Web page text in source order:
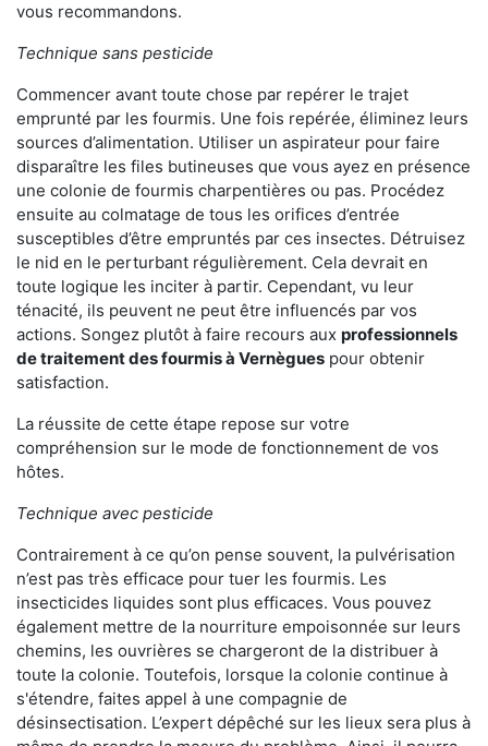
vous recommandons.
Technique sans pesticide
Commencer avant toute chose par repérer le trajet
emprunté par les fourmis. Une fois repérée, éliminez leurs
sources d’alimentation. Utiliser un aspirateur pour faire
disparaître les files butineuses que vous ayez en présence
une colonie de fourmis charpentières ou pas. Procédez
ensuite au colmatage de tous les orifices d’entrée
susceptibles d’être empruntés par ces insectes. Détruisez
le nid en le perturbant régulièrement. Cela devrait en
toute logique les inciter à partir. Cependant, vu leur
ténacité, ils peuvent ne peut être influencés par vos
actions. Songez plutôt à faire recours aux professionnels
de traitement des fourmis à Vernègues pour obtenir
satisfaction.
La réussite de cette étape repose sur votre
compréhension sur le mode de fonctionnement de vos
hôtes.
Technique avec pesticide
Contrairement à ce qu’on pense souvent, la pulvérisation
n’est pas très efficace pour tuer les fourmis. Les
insecticides liquides sont plus efficaces. Vous pouvez
également mettre de la nourriture empoisonnée sur leurs
chemins, les ouvrières se chargeront de la distribuer à
toute la colonie. Toutefois, lorsque la colonie continue à
s'étendre, faites appel à une compagnie de
désinsectisation. L’expert dépêché sur les lieux sera plus à